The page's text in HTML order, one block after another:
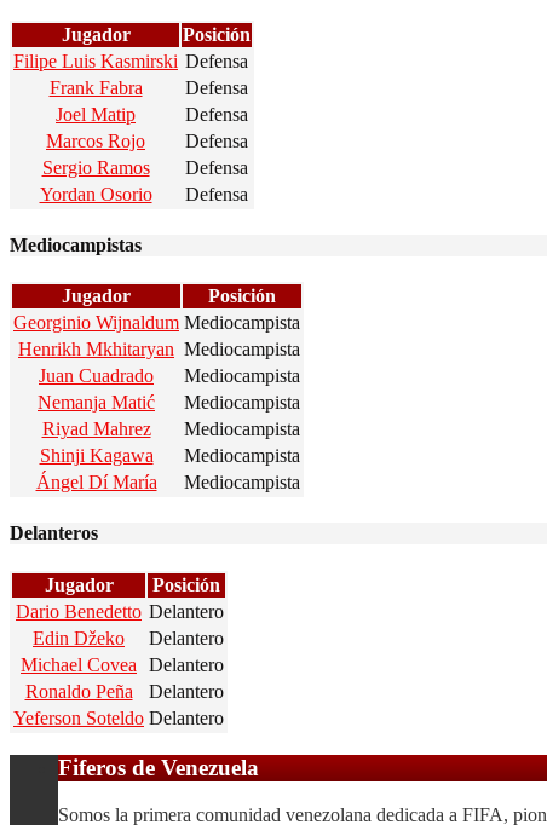
Jugador
Posición
Filipe Luis Kasmirski Defensa
Frank Fabra
Defensa
Joel Matip
Defensa
Marcos Rojo
Defensa
Sergio Ramos
Defensa
Yordan Osorio
Defensa
Mediocampistas
Jugador
Posición
Georginio Wijnaldum Mediocampista
Henrikh Mkhitaryan Mediocampista
Juan Cuadrado
Mediocampista
Nemanja Matić
Mediocampista
Riyad Mahrez
Mediocampista
Shinji Kagawa
Mediocampista
Ángel Dí María
Mediocampista
Delanteros
Jugador
Posición
Dario Benedetto Delantero
Edin Džeko
Delantero
Michael Covea
Delantero
Ronaldo Peña
Delantero
Yeferson Soteldo Delantero
Fiferos de Venezuela
Somos la primera comunidad venezolana dedicada a FIFA,